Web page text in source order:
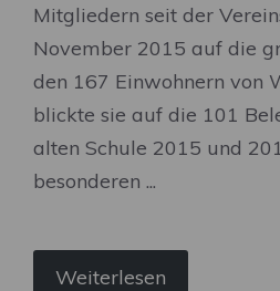
Mitgliedern seit der
November 2015 auf die
den 167 Einwohnern von
blickte sie auf die 101
alten Schule 2015 und
besonderen ...
Weiterlesen